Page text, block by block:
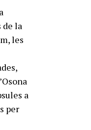
de la
les
a
per